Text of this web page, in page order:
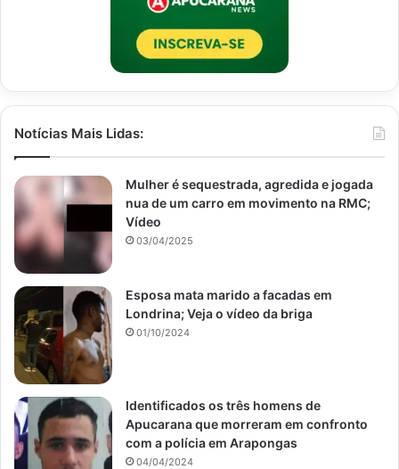
Notícias Mais Lidas:
Mulher é sequestrada, agredida e jogada
nua de um carro em movimento na RMC;
Vídeo
03/04/2025
Esposa mata marido a facadas em
Londrina; Veja o vídeo da briga
01/10/2024
Identificados os três homens de
Apucarana que morreram em confronto
com a polícia em Arapongas
04/04/2024